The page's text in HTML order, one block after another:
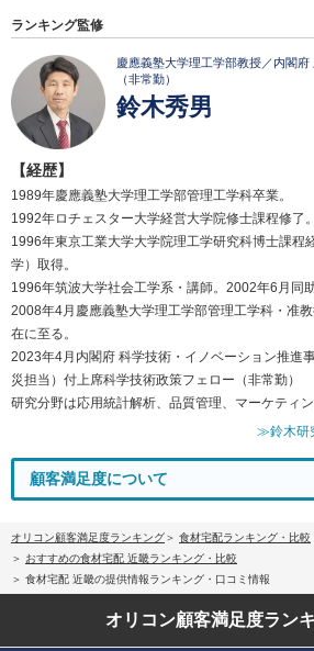
ランキング監修
慶應義塾大学理工学部教授／内閣
（非常勤）
鈴木秀男
【経歴】
1989年慶應義塾大学理工学部管理工学科卒業。
1992年ロチェスター大学経営大学院修士課程修了。
1996年東京工業大学大学院理工学研究科博士課程
学）取得。
1996年筑波大学社会工学系・講師。2002年6月同助
2008年4月慶應義塾大学理工学部管理工学科・准
在に至る。
2023年4月内閣府 科学技術・イノベーション推進
災担当）付上席科学技術政策フェロー（非常勤）
研究分野は応用統計解析、品質管理、マーケティン
≫鈴木研
顧客満足度について
オリコン顧客満足度ランキング
食材宅配ランキング・比較
おすすめの食材宅配 近畿ランキング・比較
食材宅配 近畿の提供情報ランキング・口コミ情報
オリコン顧客満足度ラン